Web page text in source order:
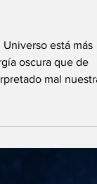
está más
oscura que de
mal